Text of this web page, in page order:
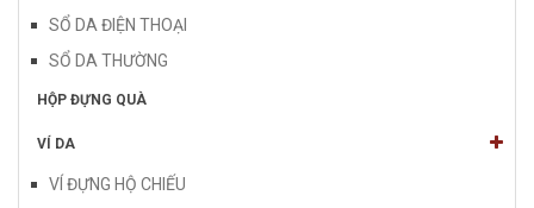
SỔ DA ĐIỆN THOẠI
SỔ DA THƯỜNG
HỘP ĐỰNG QUÀ
VÍ DA
VÍ ĐỰNG HỘ CHIẾU